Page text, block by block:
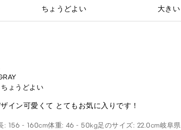
ちょうどよい 大きい
ょうどよい
イン可愛くて とてもお気に入りです！
: 156 - 160cm体重: 46 - 50kg足のサイズ: 22.0cm岐阜県